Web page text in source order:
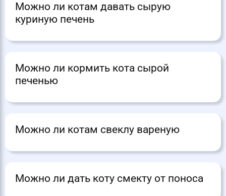
Можно ли котам давать сырую
куриную печень
Можно ли кормить кота сырой
печенью
Можно ли котам свеклу вареную
Можно ли дать коту смекту от поноса